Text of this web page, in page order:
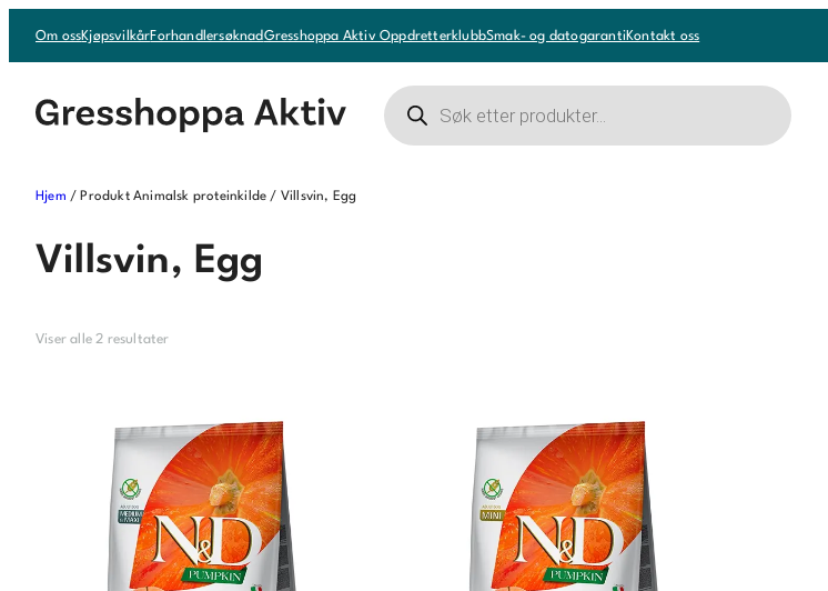
Om ossKjøpsvilkårForhandlersøknadGresshoppa Aktiv OppdretterklubbSmak- og datogarantiKontakt oss
Products
search
Hjem / Produkt Animalsk proteinkilde / Villsvin, Egg
Villsvin, Egg
Viser alle 2 resultater